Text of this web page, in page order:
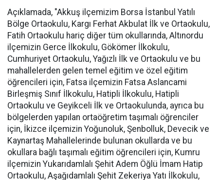
Açıklamada, "Akkuş ilçemizim Borsa İstanbul Yatılı
Bölge Ortaokulu, Kargı Ferhat Akbulat İlk ve Ortaokulu,
Fatih Ortaokulu hariç diğer tüm okullarında, Altınordu
ilçemizin Gerce İlkokulu, Gökömer İlkokulu,
Cumhuriyet Ortaokulu, Yağızlı İlk ve Ortaokulu ve bu
mahallelerden gelen temel eğitim ve özel eğitim
öğrencileri için, Fatsa ilçemizin Fatsa Aslancami
Birleşmiş Sınıf İlkokulu, Hatipli İlkokulu, Hatipli
Ortaokulu ve Geyikceli İlk ve Ortaokulunda, ayrıca bu
bölgelerden yapılan ortaöğretim taşımalı öğrenciler
için, İkizce ilçemizin Yoğunoluk, Şenbolluk, Devecik ve
Kaynartaş Mahallelerinde bulunan okullarda ve bu
okullara bağlı taşımalı eğitim öğrencileri için, Kumru
ilçemizin Yukarıdamlalı Şehit Adem Öğlü İmam Hatip
Ortaokulu, Aşağıdamlalı Şehit Zekeriya Yatı İlkokulu,